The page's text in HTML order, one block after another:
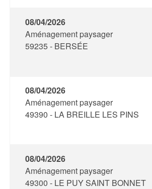
08/04/2026
Aménagement paysager
59235 - BERSÉE
08/04/2026
Aménagement paysager
49390 - LA BREILLE LES PINS
08/04/2026
Aménagement paysager
49300 - LE PUY SAINT BONNET